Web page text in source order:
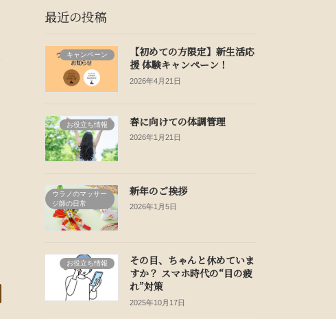
最近の投稿
キャンペーン
【初めての方限定】新生活応
援 体験キャンペーン！
2026年4月21日
お役立ち情報 春に向けての体調管理
2026年1月21日
ウラノのマッサー
ジ師の日常
新年のご挨拶
2026年1月5日
お役立ち情報
その目、ちゃんと休めていま
すか？ スマホ時代の“目の疲
れ”対策
2025年10月17日